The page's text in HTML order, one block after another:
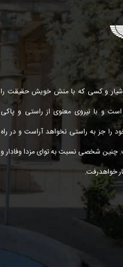
و كسی كه با منش خویش حقیقت را
است و با نیروی معنوی از راستی و پاكی
را جز به راستی نخواهد آراست و در راه
شخصی نسبت به توای مزدا وفادار و
خواهد‌رفت.